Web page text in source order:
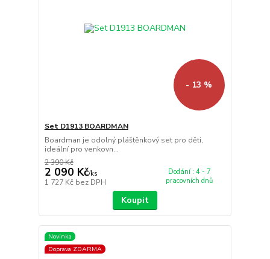
- 13 %
Set D1913 BOARDMAN
Boardman je odolný pláštěnkový set pro děti,
ideální pro venkovn...
2 390 Kč
2 090 Kč/ks
1 727 Kč bez DPH
Dodání : 4 - 7
pracovních dnů
Koupit
Novinka
Doprava ZDARMA